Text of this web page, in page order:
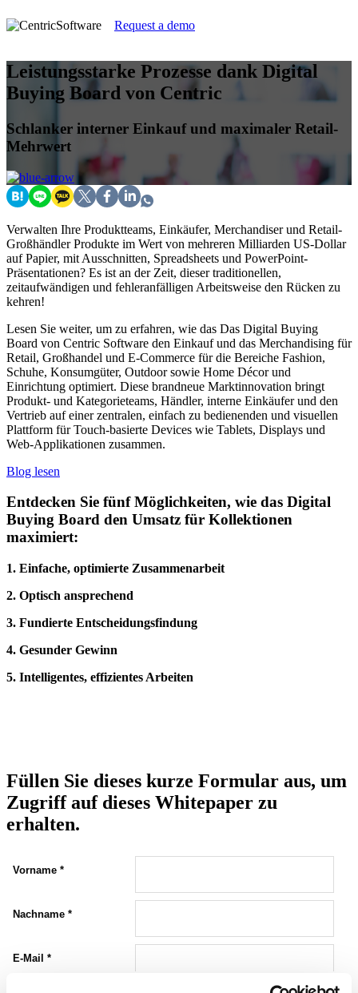
Request a demo
Leistungsstarke Prozesse dank Digital
Buying Board von Centric
Schlanker interner Einkauf und maximaler Retail-
Mehrwert
Verwalten Ihre Produktteams, Einkäufer, Merchandiser und Retail-
Großhändler Produkte im Wert von mehreren Milliarden US-Dollar
auf Papier, mit Ausschnitten, Spreadsheets und PowerPoint-
Präsentationen? Es ist an der Zeit, dieser traditionellen,
zeitaufwändigen und fehleranfälligen Arbeitsweise den Rücken zu
kehren!
Lesen Sie weiter, um zu erfahren, wie das Das Digital Buying
Board von Centric Software den Einkauf und das Merchandising für
Retail, Großhandel und E-Commerce für die Bereiche Fashion,
Schuhe, Konsumgüter, Outdoor sowie Home Décor und
Einrichtung optimiert. Diese brandneue Marktinnovation bringt
Produkt- und Kategorieteams, Händler, interne Einkäufer und den
Vertrieb auf einer zentralen, einfach zu bedienenden und visuellen
Plattform für Touch-basierte Devices wie Tablets, Displays und
Web-Applikationen zusammen.
Blog lesen
Entdecken Sie fünf Möglichkeiten, wie das Digital
Buying Board den Umsatz für Kollektionen
maximiert:
1. Einfache, optimierte Zusammenarbeit
2. Optisch ansprechend
3. Fundierte Entscheidungsfindung
4. Gesunder Gewinn
5. Intelligentes, effizientes Arbeiten
Füllen Sie dieses kurze Formular aus, um
Zugriff auf dieses Whitepaper zu
erhalten.